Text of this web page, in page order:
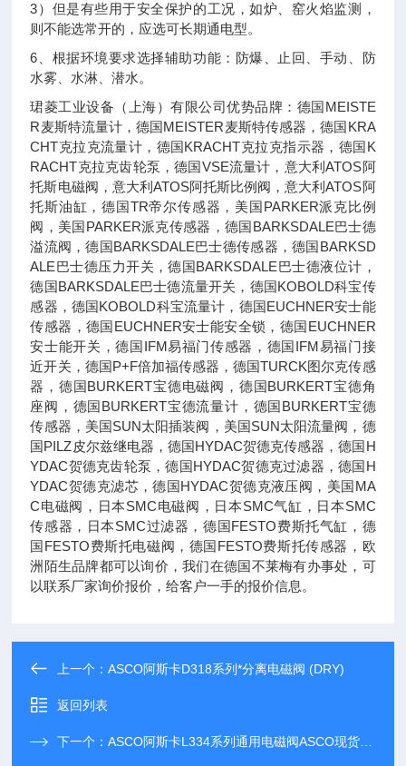
3）但是有些用于安全保护的工况，如炉、窑火焰监测，
则不能选常开的，应选可长期通电型。
6、根据环境要求选择辅助功能：防爆、止回、手动、防
水雾、水淋、潜水。
珺菱工业设备（上海）有限公司优势品牌：德国MEISTE
R麦斯特流量计，德国MEISTER麦斯特传感器，德国KRA
CHT克拉克流量计，德国KRACHT克拉克指示器，德国K
RACHT克拉克齿轮泵，德国VSE流量计，意大利ATOS阿
托斯电磁阀，意大利ATOS阿托斯比例阀，意大利ATOS阿
托斯油缸，德国TR帝尔传感器，美国PARKER派克比例
阀，美国PARKER派克传感器，德国BARKSDALE巴士德
溢流阀，德国BARKSDALE巴士德传感器，德国BARKSD
ALE巴士德压力开关，德国BARKSDALE巴士德液位计，
德国BARKSDALE巴士德流量开关，德国KOBOLD科宝传
感器，德国KOBOLD科宝流量计，德国EUCHNER安士能
传感器，德国EUCHNER安士能安全锁，德国EUCHNER
安士能开关，德国IFM易福门传感器，德国IFM易福门接
近开关，德国P+F倍加福传感器，德国TURCK图尔克传感
器，德国BURKERT宝德电磁阀，德国BURKERT宝德角
座阀，德国BURKERT宝德流量计，德国BURKERT宝德
传感器，美国SUN太阳插装阀，美国SUN太阳流量阀，德
国PILZ皮尔兹继电器，德国HYDAC贺德克传感器，德国H
YDAC贺德克齿轮泵，德国HYDAC贺德克过滤器，德国H
YDAC贺德克滤芯，德国HYDAC贺德克液压阀，美国MA
C电磁阀，日本SMC电磁阀，日本SMC气缸，日本SMC
传感器，日本SMC过滤器，德国FESTO费斯托气缸，德
国FESTO费斯托电磁阀，德国FESTO费斯托传感器，欧
洲陌生品牌都可以询价，我们在德国不莱梅有办事处，可
以联系厂家询价报价，给客户一手的报价信息。
上一个：ASCO阿斯卡D318系列*分离电磁阀 (DRY)
返回列表
下一个：ASCO阿斯卡L334系列通用电磁阀ASCO现货阀门